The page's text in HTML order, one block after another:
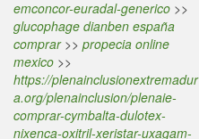
emconcor-euradal-generico >>
glucophage dianben españa
comprar>> propecia online
mexico >>
https://plenainclusionextremadur
a.org/plenainclusion/plenaie-
comprar-cymbalta-dulotex-
nixenca-oxitril-xeristar-uxagam-